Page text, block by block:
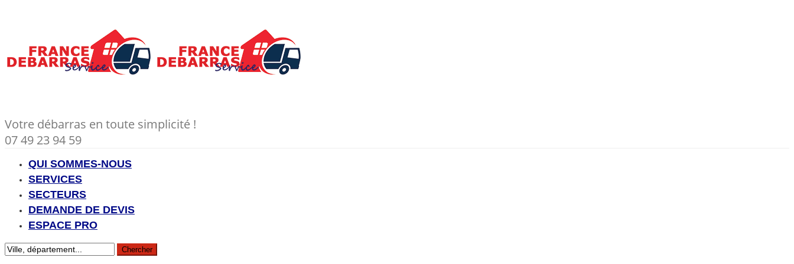
Votre débarras en toute simplicité !
07 49 23 94 59
QUI SOMMES-NOUS
SERVICES
SECTEURS
DEMANDE DE DEVIS
ESPACE PRO